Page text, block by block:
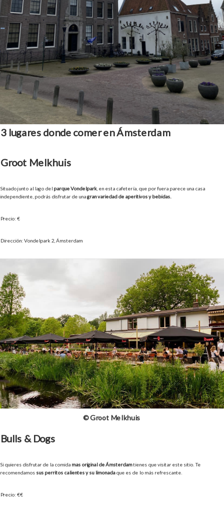
3 lugares donde comer en Ámsterdam
Groot Melkhuis
Situado junto al lago del parque Vondelpark, en esta cafetería, que por fuera parece una casa
independiente, podrás disfrutar de unagran variedad de aperitivos y bebidas.
Precio: €
Dirección: Vondelpark 2, Ámsterdam
©Groot Melkhuis
Bulls & Dogs
Si quieres disfrutar de la comida más original de Ámsterdamtienes que visitar este sitio. Te
recomendamos sus perritos calientes y su limonadaque es de lo más refrescante.
Precio: €€